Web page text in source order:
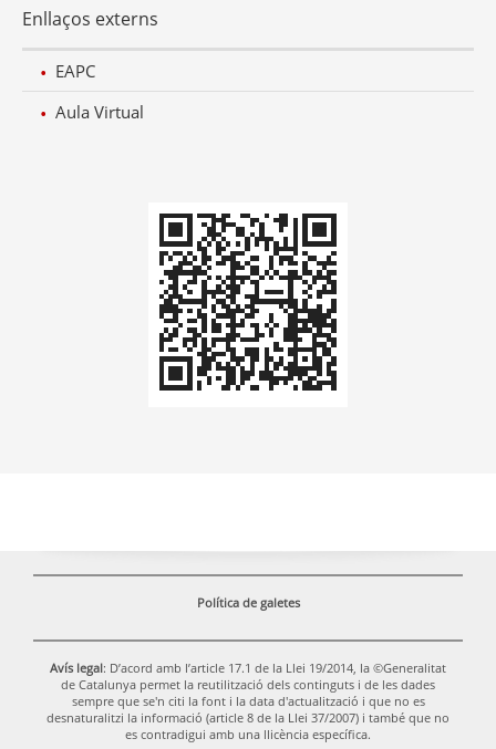
Enllaços externs
EAPC
Aula Virtual
Política de galetes
Avís legal: D’acord amb l’article 17.1 de la Llei 19/2014, la ©Generalitat
de Catalunya permet la reutilització dels continguts i de les dades
sempre que se'n citi la font i la data d'actualització i que no es
desnaturalitzi la informació (article 8 de la Llei 37/2007) i també que no
es contradigui amb una llicència específica.